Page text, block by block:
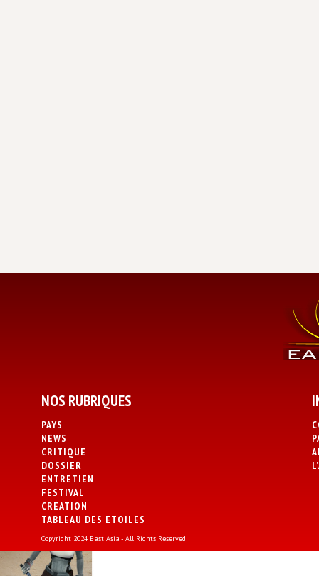
NOS RUBRIQUES
PAYS
NEWS
CRITIQUE
DOSSIER
ENTRETIEN
FESTIVAL
CREATION
TABLEAU DES ETOILES
Copyright 2024 East Asia - All Rights Reserved